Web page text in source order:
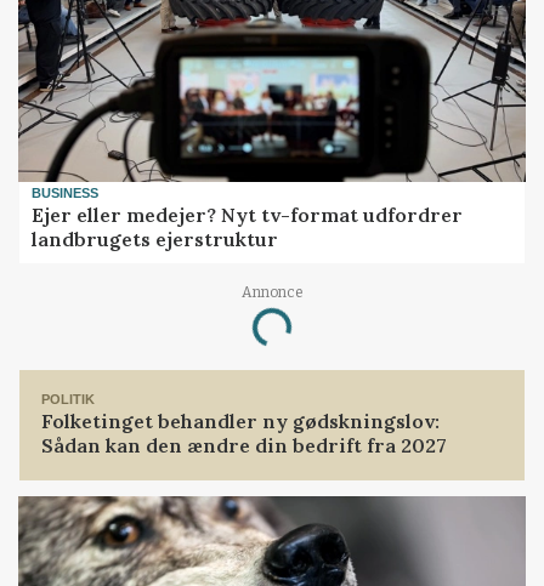
BUSINESS
Ejer eller medejer? Nyt tv-format udfordrer
landbrugets ejerstruktur
Annonce
Loading...
POLITIK
Folketinget behandler ny gødskningslov:
Sådan kan den ændre din bedrift fra 2027